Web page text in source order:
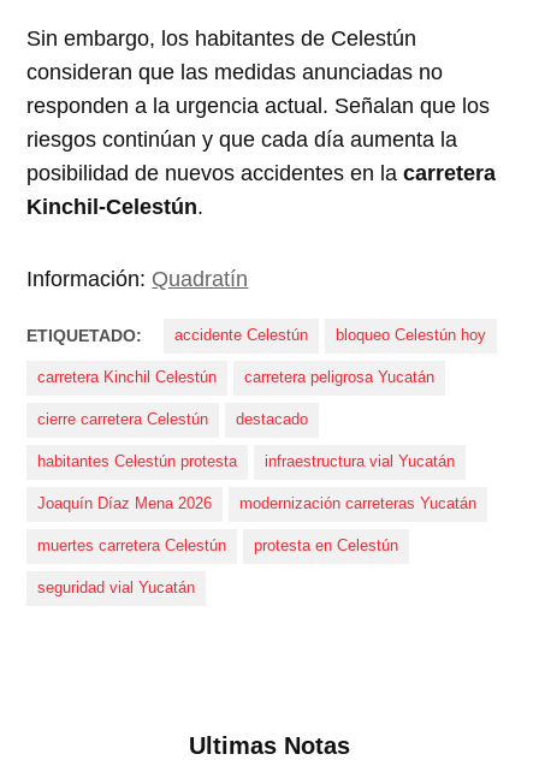
Sin embargo, los habitantes de Celestún
consideran que las medidas anunciadas no
responden a la urgencia actual. Señalan que los
riesgos continúan y que cada día aumenta la
posibilidad de nuevos accidentes en lacarretera
Kinchil-Celestún.
Información: Quadratín
ETIQUETADO: accidente Celestún bloqueo Celestún hoy
carretera Kinchil Celestún carretera peligrosa Yucatán
cierre carretera Celestún destacado
habitantes Celestún protesta infraestructura vial Yucatán
Joaquín Díaz Mena 2026 modernización carreteras Yucatán
muertes carretera Celestún protesta en Celestún
seguridad vial Yucatán
Ultimas Notas